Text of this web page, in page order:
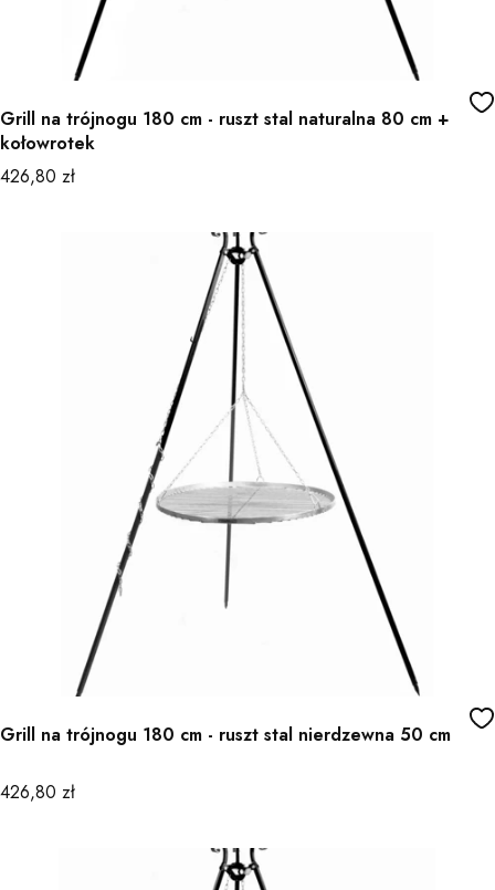
Grill na trójnogu 180 cm - ruszt stal naturalna 80 cm +
kołowrotek
Cena
426,80 zł
Grill na trójnogu 180 cm - ruszt stal nierdzewna 50 cm
Cena
426,80 zł